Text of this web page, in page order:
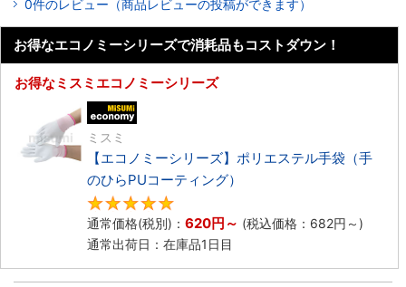
0件のレビュー（商品レビューの投稿ができます）
お得なエコノミーシリーズで消耗品もコストダウン！
お得なミスミエコノミーシリーズ
ミスミ
【エコノミーシリーズ】ポリエステル手袋（手
のひらPUコーティング）
通常価格(税別)： 620円 ～ (税込価格： 682円 ～)
通常出荷日：在庫品1日目